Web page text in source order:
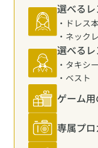
選べる
ドレス
ネック
選べる
タキシ
ベスト
ゲーム
専属プ